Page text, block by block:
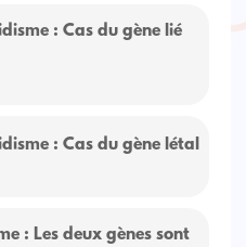
: Cas du gène lié
: Cas du gène létal
: Les deux gènes sont